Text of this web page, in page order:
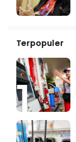
Terpopuler